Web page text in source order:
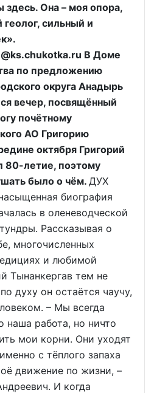
здесь. Она – моя опора,
сильный и
В Доме
по предложению
округа Анадырь
вечер, посвящённый
почётному
АО Григорию
октября Григорий
80-летие, поэтому
было о чём. ДУХ
биография
в оленеводческой
Рассказывая о
многочисленных
и любимой
Тынанкергав тем не
духу он остаётся чаучу,
– Мы всегда
наша работа, но ничто
мои корни. Они уходят
с тёплого запаха
движение по жизни, –
И когда